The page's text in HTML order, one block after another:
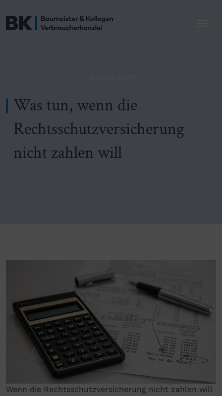
Was tun, wenn die
Rechtsschutzversicherung
nicht zahlen will
Wenn die Rechtsschutzversicherung nicht zahlen will